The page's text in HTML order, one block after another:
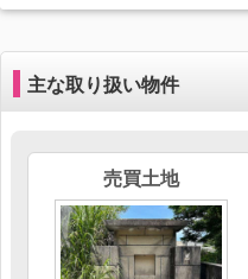
主な取り扱い物件
売買土地